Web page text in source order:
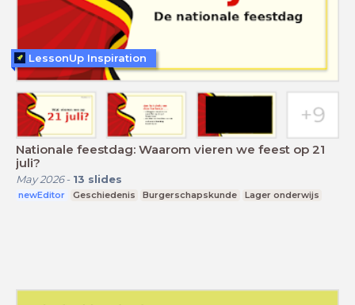
Nationale feestdag: Waarom vieren we feest op 21
juli?
May 2026- 13 slides
newEditor Geschiedenis Burgerschapskunde Lager onderwijs
LessonUp Inspiration